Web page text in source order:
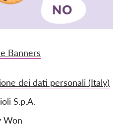
Szponzoráció
Tagi Belépés
Rólunk
Banners
dei dati personali (Italy)
S.p.A.
Won